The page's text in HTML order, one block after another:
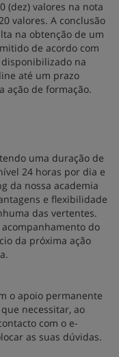
(dez) valores na nota
valores. A conclusão
na obtenção de um
de acordo com
na
até um prazo
ação de formação.
uma duração de
24 horas por dia e
da nossa academia
e flexibilidade
das vertentes.
do
da próxima ação
o apoio permanente
necessitar, ao
com o e-
as suas dúvidas.